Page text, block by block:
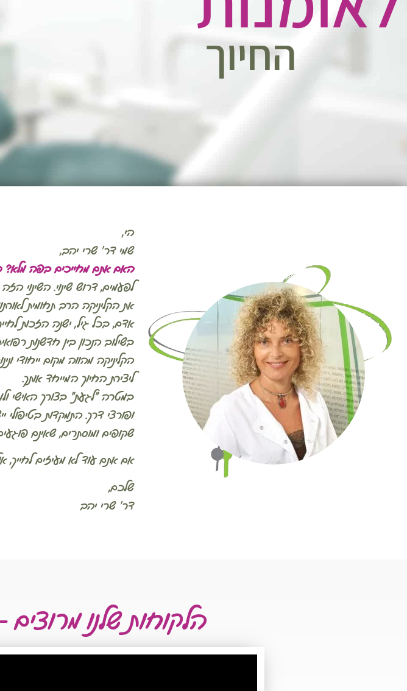
החיוך
הי,
שמי דר' שרי יהב,
האם אתם מחייכים בפה מלא?
לפעמים, דרוש שינוי. השינוי
את הקליניקה הרב תחומית
אדם, בכל גיל, ישנה הזכות
בשילוב הנכון בין חדשנות
הקליניקה מהווה מקום ייחודי
ליצירת החיוך המייחד אותך.
במטרה "לגעת" בצורך האישי
ופורצי דרך. התמקדות בטיפולי
שקופים ומוסתרים, שאינם
אם אתם עוד לא מעיזים לחייך,
שלכם,
דר' שרי יהב
הלקוחות שלנו מרוצים